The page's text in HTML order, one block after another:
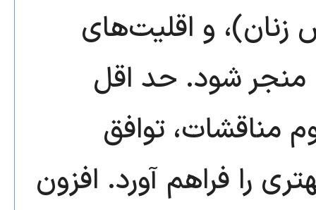
و اقلیت‌های
منجر شود. حد اقل
مناقشات، توافق
را فراهم آورد. افزون